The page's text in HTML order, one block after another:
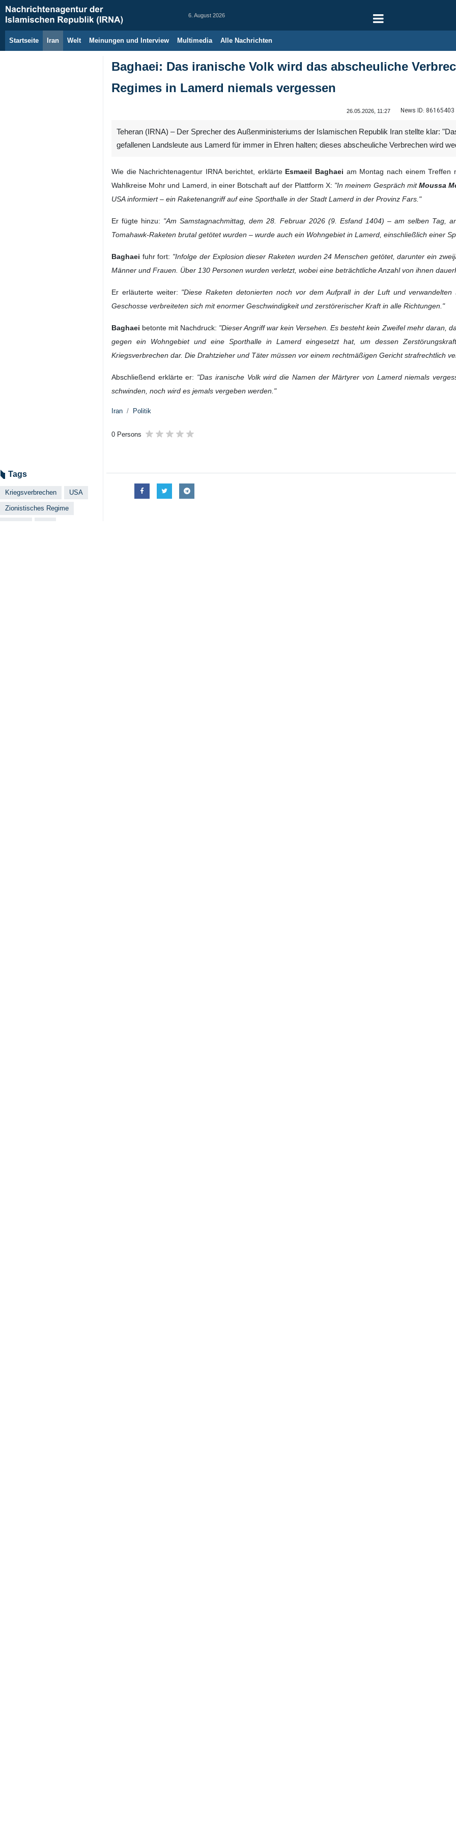
6. August 2026
Startseite Iran Welt Meinungen und Interview Multimedia Alle Nachrichten
Baghaei: Das iranische Volk wird das abscheuliche
Regimes in Lamerd niemals vergessen
26.05.2026, 11:27 News ID: 86165403
Teheran (IRNA) – Der Sprecher des Außenministeriums der Islamischen Republik Iran stellte klar:
gefallenen Landsleute aus Lamerd für immer in Ehren halten; dieses abscheuliche Verbrechen wird
Wie die Nachrichtenagentur IRNA berichtet, erklärte Esmaeil Baghaei am Montag nach einem Treffen
Wahlkreise Mohr und Lamerd, in einer Botschaft auf der Plattform X: "In meinem Gespräch mitMoussa
USA informiert – ein Raketenangriff auf eine Sporthalle in der Stadt Lamerd in der Provinz Fars."
Er fügte hinzu: "Am Samstagnachmittag, dem 28. Februar 2026 (9. Esfand 1404) – am selben Tag,
Tomahawk-Raketen brutal getötet wurden – wurde auch ein Wohngebiet in Lamerd, einschließlich einer
Baghaei fuhr fort: "Infolge der Explosion dieser Raketen wurden 24 Menschen getötet, darunter ein
Männer und Frauen. Über 130 Personen wurden verletzt, wobei eine beträchtliche Anzahl von ihnen
Er erläuterte weiter: "Diese Raketen detonierten noch vor dem Aufprall in der Luft und
Geschosse verbreiteten sich mit enormer Geschwindigkeit und zerstörerischer Kraft in alle Richtungen."
Baghaei betonte mit Nachdruck: "Dieser Angriff war kein Versehen. Es besteht kein Zweifel mehr daran,
gegen ein Wohngebiet und eine Sporthalle in Lamerd eingesetzt hat, um dessen
Kriegsverbrechen dar. Die Drahtzieher und Täter müssen vor einem rechtmäßigen Gericht strafrechtlich
Abschließend erklärte er: "Das iranische Volk wird die Namen der Märtyrer von Lamerd niemals
schwinden, noch wird es jemals vergeben werden."
Iran Politik
0 Persons
Tags
Kriegsverbrechen USA
Zionistisches Regime